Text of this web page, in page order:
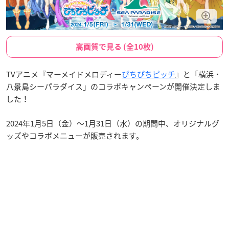
高画質で見る (全10枚)
TVアニメ『マーメイドメロディーぴちぴちピッチ』と「横浜・
八景島シーパラダイス」のコラボキャンペーンが開催決定しま
した！
2024年1月5日（金）～1月31日（水）の期間中、オリジナルグ
ッズやコラボメニューが販売されます。